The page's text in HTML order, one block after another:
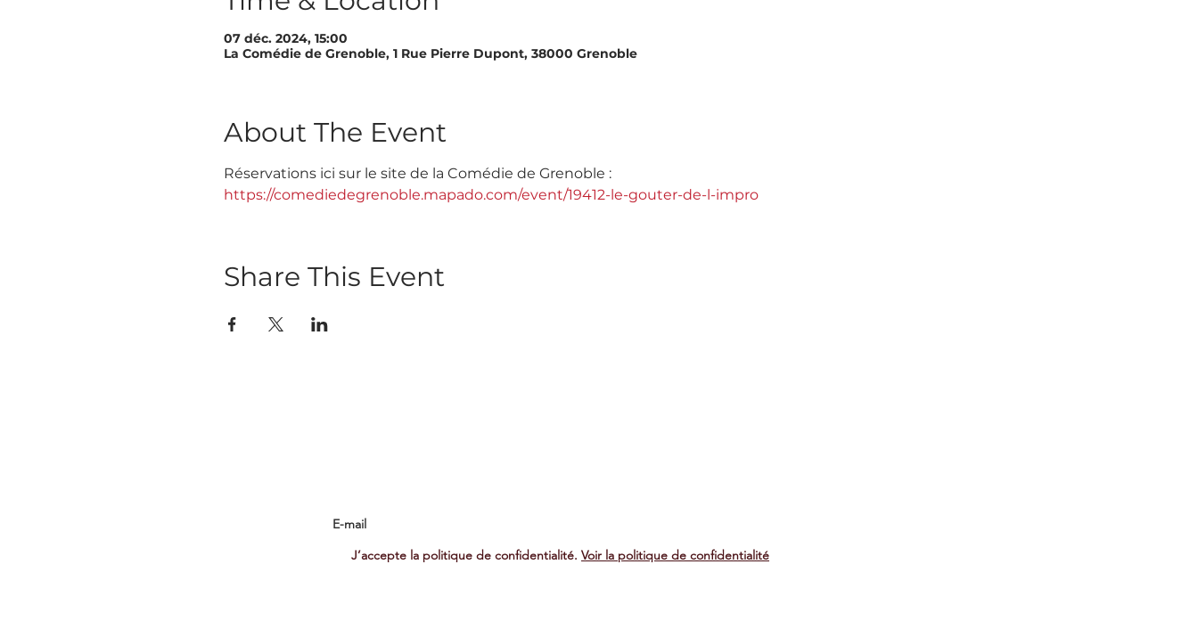
07 déc. 2024, 15:00
La Comédie de Grenoble, 1 Rue Pierre Dupont, 38000 Grenoble
About The Event
Réservations ici sur le site de la Comédie de Grenoble :
https://comediedegrenoble.mapado.com/event/19412-le-gouter-de-l-impro
Share This Event
J’accepte la politique de confidentialité. Voir la politique de confidentialité